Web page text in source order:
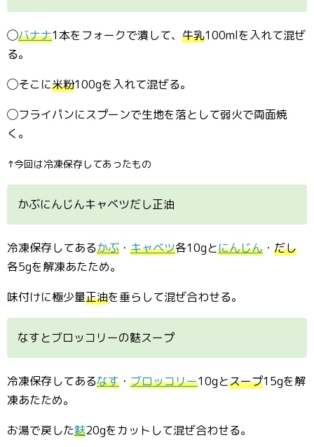
◯バナナ1本をフォークで潰して、 牛乳100mlを入れて混ぜ
る。
◯そこに米粉100gを入れて混ぜる。
◯フライパンにスプーンで生地を落として弱火で両面焼
く。
↑今回は冷凍保存してあったもの
かぶにんじんキャベツだし正油
冷凍保存してあるかぶ ・ キャベツ各10gとにんじん ・ だし
各5gを解凍あたため。
味付けに極少量正油を垂らして混ぜ合わせる。
なすとブロッコリーの麩スープ
冷凍保存してあるなす ・ ブロッコリー10gとスープ15gを解
凍あたため。
お湯で戻した麩20gをカットして混ぜ合わせる。